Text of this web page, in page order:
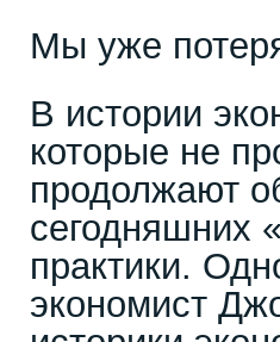
Мы уже
В истории
которые не
продолжают
сегодняшних
практики.
экономист